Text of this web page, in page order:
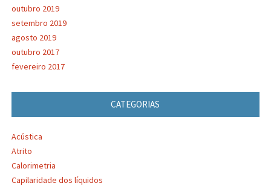
outubro 2019
setembro 2019
agosto 2019
outubro 2017
fevereiro 2017
CATEGORIAS
Acústica
Atrito
Calorimetria
Capilaridade dos líquidos